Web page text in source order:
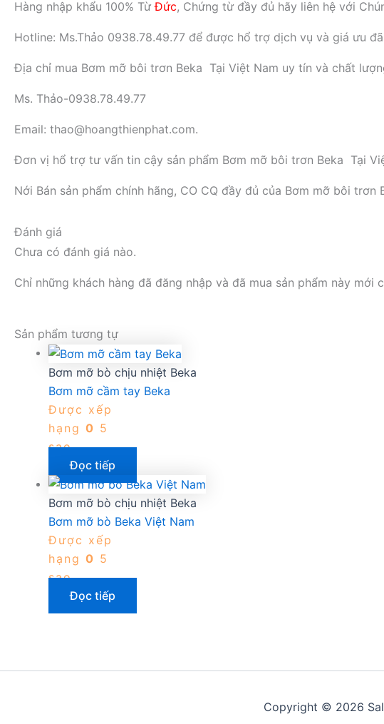
Hàng nhập khẩu 100% TừĐức, Chứng từ đầy đủ hãy liên hệ với
Hotline: Ms.Thảo 0938.78.49.77 để được hổ trợ dịch vụ và giá ưu
Địa chỉ mua Bơm mỡ bôi trơn Beka Tại Việt Nam uy tín và chất
Ms. Thảo-0938.78.49.77
Email: thao@hoangthienphat.com.
Đơn vị hổ trợ tư vấn tin cậy sản phẩm Bơm mỡ bôi trơn Beka Tại
Nới Bán sản phẩm chính hãng, CO CQ đầy đủ của Bơm mỡ bôi
Đánh giá
Chưa có đánh giá nào.
Chỉ những khách hàng đã đăng nhập và đã mua sản phẩm này mới
Sản phẩm tương tự
Bơm mỡ bò chịu nhiệt Beka
Bơm mỡ cầm tay Beka
Được xếp
hạng 0 5
sao
Đọc tiếp
Bơm mỡ bò chịu nhiệt Beka
Bơm mỡ bò Beka Việt Nam
Được xếp
hạng 0 5
sao
Đọc tiếp
Copyright © 2026